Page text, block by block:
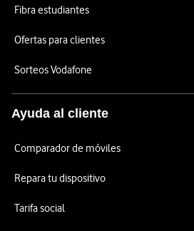
Fibra estudiantes
Ofertas para clientes
Sorteos Vodafone
Ayuda al cliente
Comparador de móviles
Repara tu dispositivo
Tarifa social